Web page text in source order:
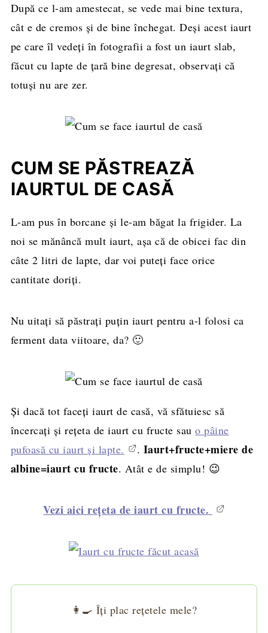
După ce l-am amestecat, se vede mai bine textura,
cât e de cremos și de bine închegat. Deși acest iaurt
pe care îl vedeți în fotografii a fost un iaurt slab,
făcut cu lapte de țară bine degresat, observați că
totuși nu are zer.
CUM SE PĂSTREAZĂ
IAURTUL DE CASĂ
L-am pus în borcane și le-am băgat la frigider. La
noi se mănâncă mult iaurt, așa că de obicei fac din
câte 2 litri de lapte, dar voi puteți face orice
cantitate doriți.
Nu uitați să păstrați puțin iaurt pentru a-l folosi ca
ferment data viitoare, da? 🙂
Și dacă tot faceți iaurt de casă, vă sfătuiesc să
încercați și rețeta de iaurt cu fructe sauo pâine
pufoasă cu iaurt și lapte.
. Iaurt+fructe+miere de
albine=iaurt cu fructe. Atât e de simplu! 😉
Vezi aici rețeta de iaurt cu fructe.
👩‍🍳 Îți plac rețetele mele?